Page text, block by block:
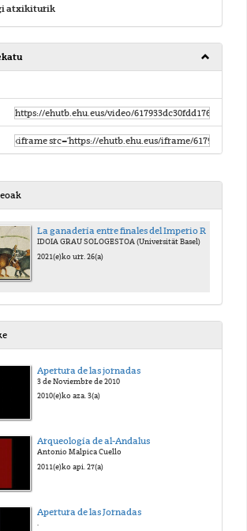
atxikiturik
IDOIA GRAU SOLOGESTOA (Universität Basel)
2021(e)ko urr. 26(a)
Apertura de las jornadas
3 de Noviembre de 2010
2010(e)ko aza. 3(a)
Arqueología de al-Andalus
Antonio Malpica Cuello
2011(e)ko api. 27(a)
Apertura de las Jornadas